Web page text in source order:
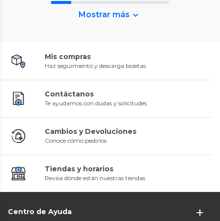
Mostrar más
Mis compras
Haz seguimiento y descarga boletas
Contáctanos
Te ayudamos con dudas y solicitudes
Cambios y Devoluciones
Conoce cómo pedirlos
Tiendas y horarios
Revisa dónde están nuestras tiendas
Centro de Ayuda